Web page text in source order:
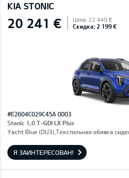
KIA STONIC
20 241 € Цена: 22 440 €
Скидка: 2 199 €
#E2604C029C45A 0003
Stonic 1,0 T-GDI LX Plus
Yacht Blue (DU3),Текстильная обивка
Я ЗАИНТЕРЕСОВАН!